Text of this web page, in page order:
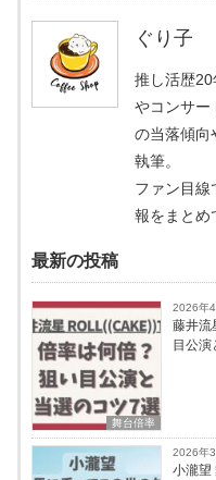
ぐり子
推し活歴
やコンサー
の当落傾向
執筆。
ファン目線
報をまとめ
最新の投稿
舞台倍率
2026年
藤井流
目公演
2026年
小瀧望